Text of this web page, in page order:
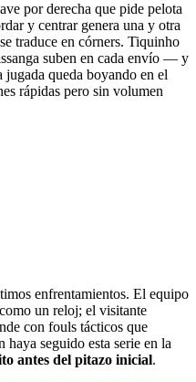
por derecha que pide pelota
y centrar genera una y otra
traduce en córners. Tiquinho
suben en cada envío — y
jugada queda boyando en el
rápidas pero sin volumen
enfrentamientos. El equipo
un reloj; el visitante
con fouls tácticos que
seguido esta serie en la
antes del pitazo inicial.